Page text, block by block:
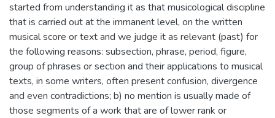
started from understanding it as that musicological discipline
that is carried out at the immanent level, on the written
musical score or text and we judge it as relevant (past) for
the following reasons: subsection, phrase, period, figure,
group of phrases or section and their applications to musical
texts, in some writers, often present confusion, divergence
and even contradictions; b) no mention is usually made of
those segments of a work that are of lower rank or